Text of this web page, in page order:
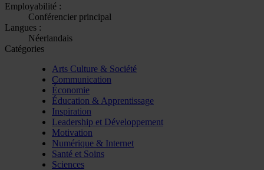
Employabilité :
Conférencier principal
Langues :
Néerlandais
Catégories
Arts Culture & Société
Communication
Économie
Éducation & Apprentissage
Inspiration
Leadership et Développement
Motivation
Numérique & Internet
Santé et Soins
Sciences